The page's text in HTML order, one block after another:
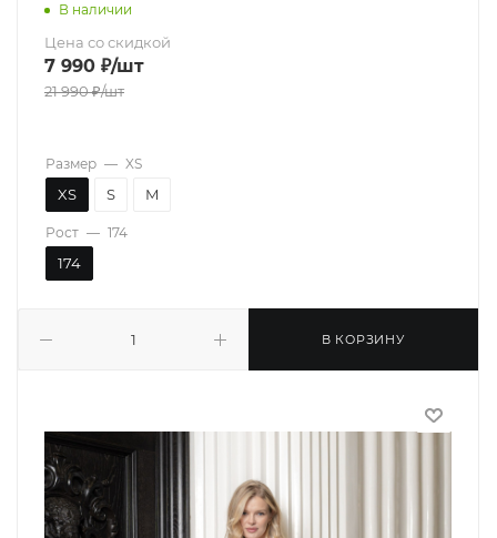
В наличии
Цена со скидкой
7 990 ₽/шт
21 990₽/шт
В КОРЗИНУ
Размер — XS
XS S M
Рост — 174
174